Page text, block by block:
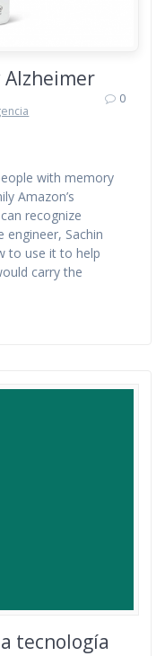
0
with memory
Amazon’s
recognize
Sachin
to use it to help
carry the
tecnología